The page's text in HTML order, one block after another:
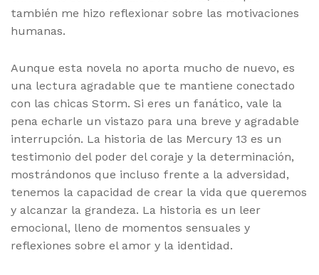
también me hizo reflexionar sobre las motivaciones
humanas.
Aunque esta novela no aporta mucho de nuevo, es
una lectura agradable que te mantiene conectado
con las chicas Storm. Si eres un fanático, vale la
pena echarle un vistazo para una breve y agradable
interrupción. La historia de las Mercury 13 es un
testimonio del poder del coraje y la determinación,
mostrándonos que incluso frente a la adversidad,
tenemos la capacidad de crear la vida que queremos
y alcanzar la grandeza. La historia es un leer
emocional, lleno de momentos sensuales y
reflexiones sobre el amor y la identidad.